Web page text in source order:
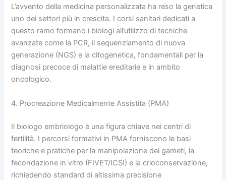
L’avvento della medicina personalizzata ha reso la genetica
uno dei settori più in crescita. I corsi sanitari dedicati a
questo ramo formano i biologi all’utilizzo di tecniche
avanzate come la PCR, il sequenziamento di nuova
generazione (NGS) e la citogenetica, fondamentali per la
diagnosi precoce di malattie ereditarie e in ambito
oncologico.
4. Procreazione Medicalmente Assistita (PMA)
Il biologo embriologo è una figura chiave nei centri di
fertilità. I percorsi formativi in PMA forniscono le basi
teoriche e pratiche per la manipolazione dei gameti, la
fecondazione in vitro (FIVET/ICSI) e la crioconservazione,
richiedendo standard di altissima precisione